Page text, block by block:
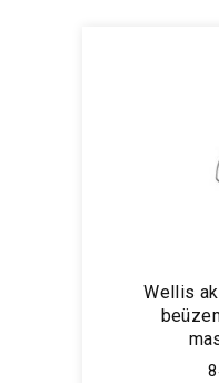
Wellis